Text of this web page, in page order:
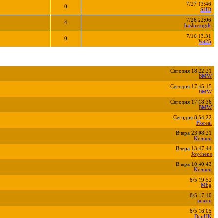
0
7/27 13:46
SHD
4
7/26 22:06
bashremgds
0
7/16 13:31
Vet25
Сегодня 18:22:21
BMW
Сегодня 17:45:15
BMW
Сегодня 17:18:36
BMW
Сегодня 8:54:22
Floreal
Вчера 23:08:21
Kremen
Вчера 13:47:44
Joychens
Вчера 10:40:43
Kremen
8/5 19:52
Mbg
8/5 17:10
mixon
8/5 16:05
DonHK